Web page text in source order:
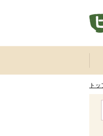
ここからサイト内共通メニュー
サイト内共通メニューをスキッ
トッ
こ
消
こ